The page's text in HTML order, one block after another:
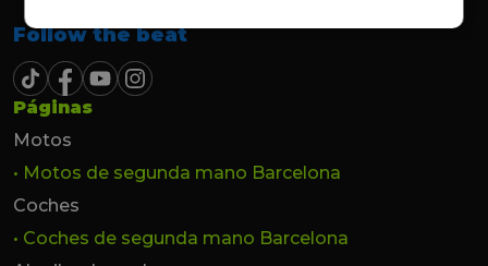
Follow the beat
Páginas
Motos
• Motos de segunda mano Barcelona
Coches
• Coches de segunda mano Barcelona